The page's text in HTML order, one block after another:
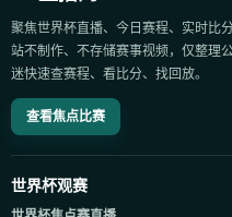
聚焦世界杯直播、今日赛程、实时比
站不制作、不存储赛事视频，仅整理
迷快速查赛程、看比分、找回放。
查看焦点比赛
世界杯观赛